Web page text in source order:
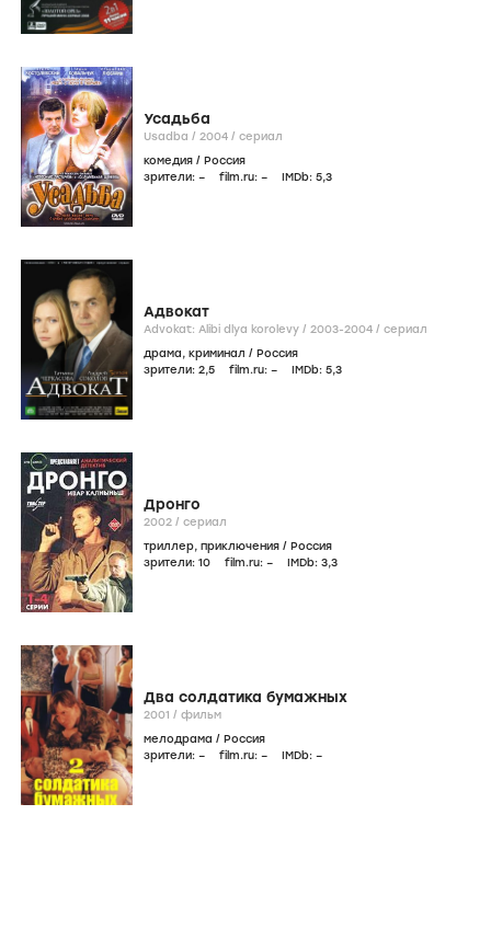
Усадьба
Usadba / 2004 / сериал
комедия / Россия
зрители: – film.ru: – IMDb: 5,3
Адвокат
Advokat: Alibi dlya korolevy / 2003-2004 / сериал
драма, криминал / Россия
зрители: 2,5 film.ru: – IMDb: 5,3
Дронго
2002 / сериал
триллер, приключения / Россия
зрители: 10 film.ru: – IMDb: 3,3
Два солдатика бумажных
2001 / фильм
мелодрама / Россия
зрители: – film.ru: – IMDb: –